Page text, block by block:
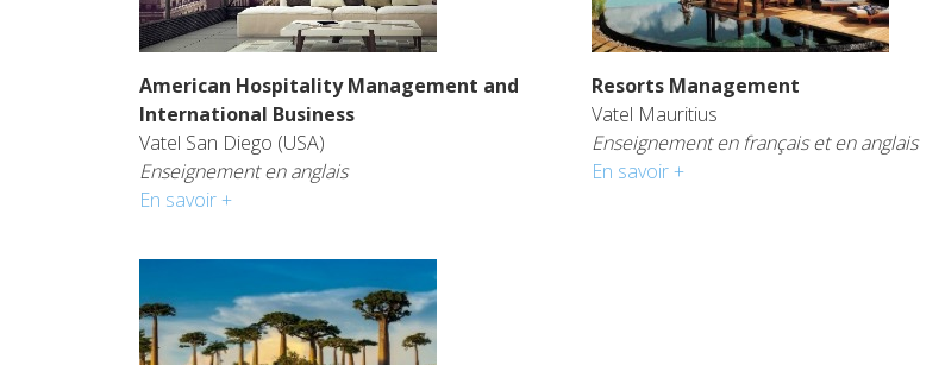
American Hospitality Management and
International Business
Vatel San Diego (USA)
Enseignement en anglais
En savoir +
Resorts Management
Vatel Mauritius
Enseignement en français et en anglais
En savoir +